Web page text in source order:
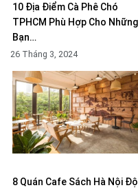
10 Địa Điểm Cà Phê Chó
TPHCM Phù Hợp Cho Những
Bạn…
26 Tháng 3, 2024
8 Quán Cafe Sách Hà Nội